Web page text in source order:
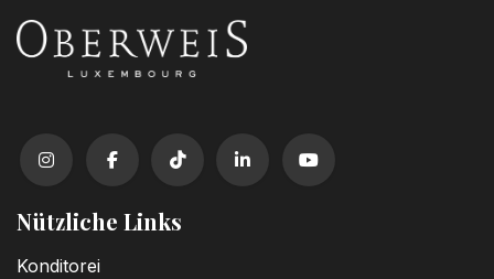
Nützliche Links
Konditorei